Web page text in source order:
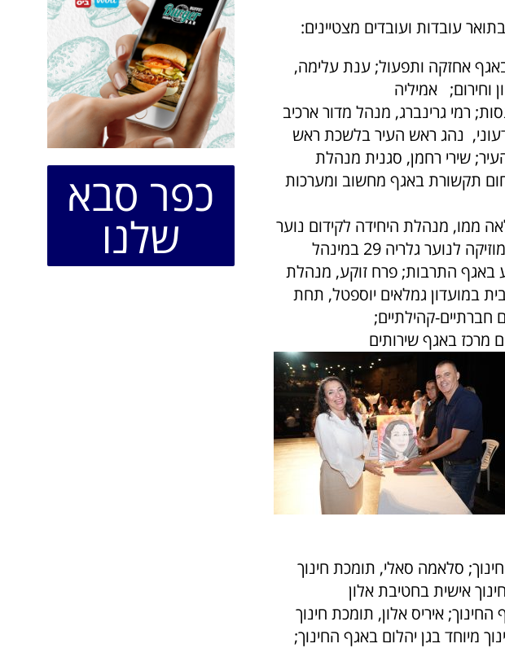
עובדות ועובדים מצטיינים:
אחזקה ותפעול; ענת עלימה,
וחירום; אמיליה
רמי גרינברג, מנהל מדור ארכיב
נהג ראש העיר בלשכת ראש
שירי רחמן, סגנית מנהלת
תקשורת באגף מחשוב ומערכות
ממו, מנהלת היחידה לקידום נוער
במינהל קהילה וחברה; זהר קאפח, אב בית במרכז המוזיקה לנוער גלריה 29 במינהל
באגף התרבות; פרח זוקע, מנהלת
במועדון גמלאים יוספטל, תחת
חברתיים-קהילתיים;
מרכז באגף שירותים
סלאמה סאלי, תומכת חינוך
אישית בחטיבת אלון
איריס אלון, תומכת חינוך
מיוחד בגן יהלום באגף החינוך;
כפר סבא
שלנו